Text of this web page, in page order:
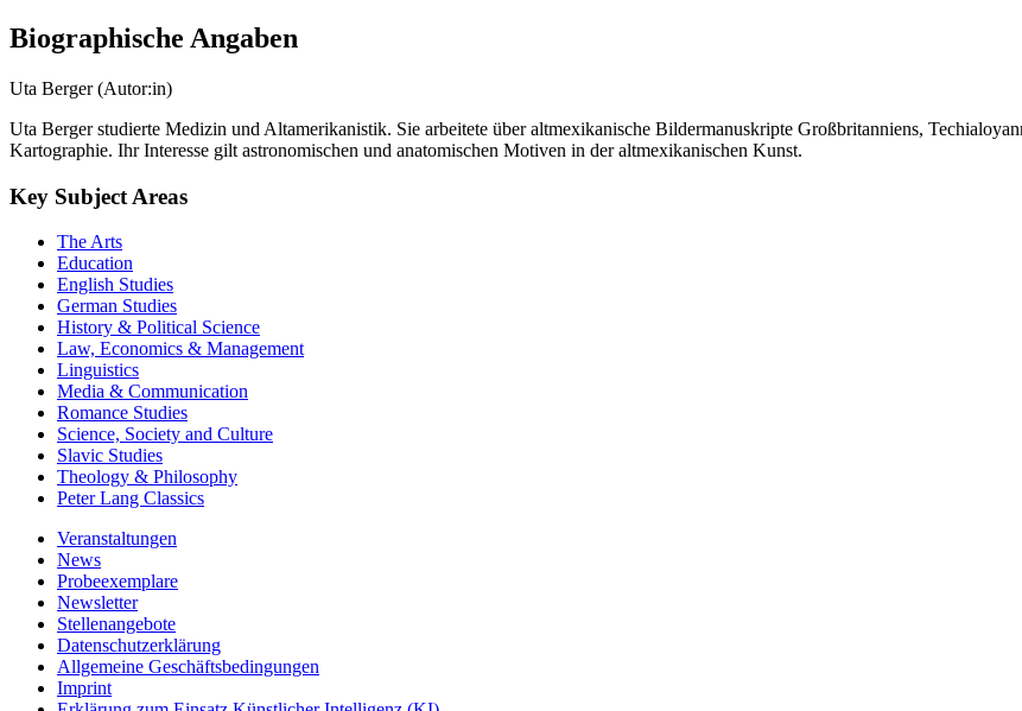
Biographische Angaben
Uta Berger (Autor:in)
Uta Berger studierte Medizin und Altamerikanistik. Sie arbeitete über altmexikanische Bildermanuskripte Großbritanniens,
Kartographie. Ihr Interesse gilt astronomischen und anatomischen Motiven in der altmexikanischen Kunst.
Key Subject Areas
The Arts
Education
English Studies
German Studies
History & Political Science
Law, Economics & Management
Linguistics
Media & Communication
Romance Studies
Science, Society and Culture
Slavic Studies
Theology & Philosophy
Peter Lang Classics
Veranstaltungen
News
Probeexemplare
Newsletter
Stellenangebote
Datenschutzerklärung
Allgemeine Geschäftsbedingungen
Imprint